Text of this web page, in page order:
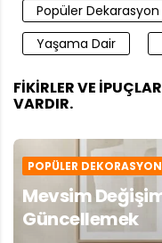
Popüler Dekarasyon
Yaşama Dair
FIKIRLER VE
VARDIR.
POPÜLER
Mevsim
Güncellemek